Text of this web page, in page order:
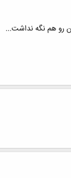
رو هم نگه نداشت...